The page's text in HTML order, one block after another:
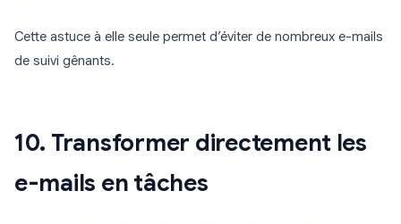
Cette astuce à elle seule permet d’éviter de nombreux e-mails
de suivi gênants.
10. Transformer directement les
e-mails en tâches